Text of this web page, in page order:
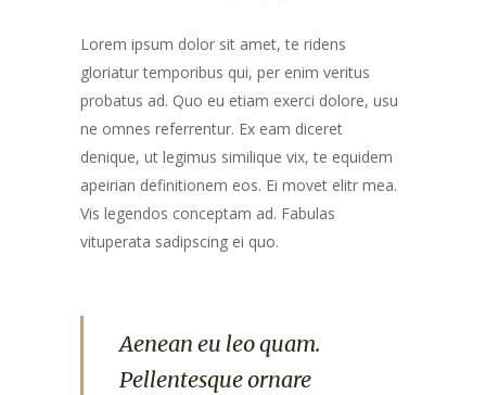
Lorem ipsum dolor sit amet, te ridens
gloriatur temporibus qui, per enim veritus
probatus ad. Quo eu etiam exerci dolore, usu
ne omnes referrentur. Ex eam diceret
denique, ut legimus similique vix, te equidem
apeirian definitionem eos. Ei movet elitr mea.
Vis legendos conceptam ad. Fabulas
vituperata sadipscing ei quo.
Aenean eu leo quam.
Pellentesque ornare